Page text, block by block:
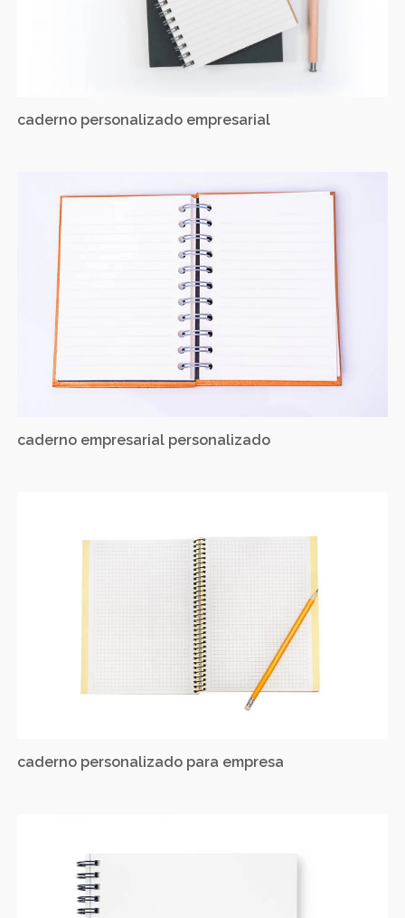
caderno personalizado empresarial
caderno empresarial personalizado
caderno personalizado para empresa